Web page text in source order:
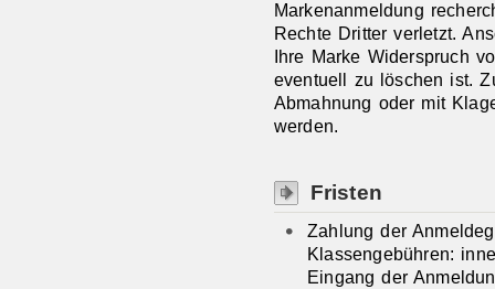
Markenanmeldung
Rechte Dritter verletzt.
Ihre Marke Widerspruch
eventuell zu löschen ist.
Abmahnung oder mit
werden.
Fristen
Zahlung der
Klassengebühren:
Eingang der